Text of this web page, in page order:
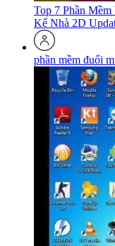
Top 7 Phần
Kế Nhà 2D
phần mềm đuổi